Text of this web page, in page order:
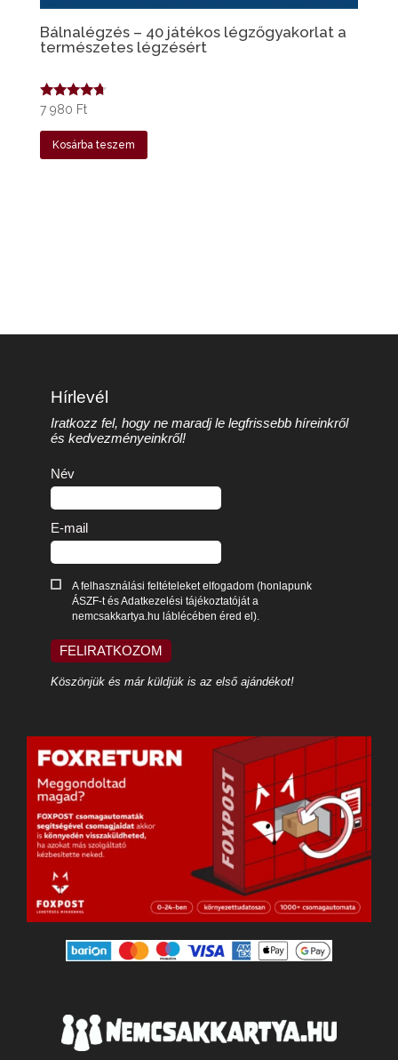
Bálnalégzés – 40 játékos légzőgyakorlat a
természetes légzésért
Értékelés:
/ 5
7 980 Ft
Kosárba teszem
Hírlevél
Iratkozz fel, hogy ne maradj le legfrissebb híreinkről
és kedvezményeinkről!
Név
E-mail
A felhasználási feltételeket elfogadom (honlapunk
ÁSZF-t és Adatkezelési tájékoztatóját a
nemcsakkartya.hu láblécében éred el).
FELIRATKOZOM
Köszönjük és már küldjük is az első ajándékot!